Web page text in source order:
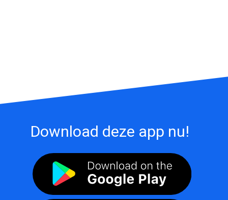
Download deze app nu!